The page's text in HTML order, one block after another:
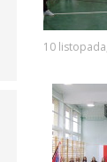
10